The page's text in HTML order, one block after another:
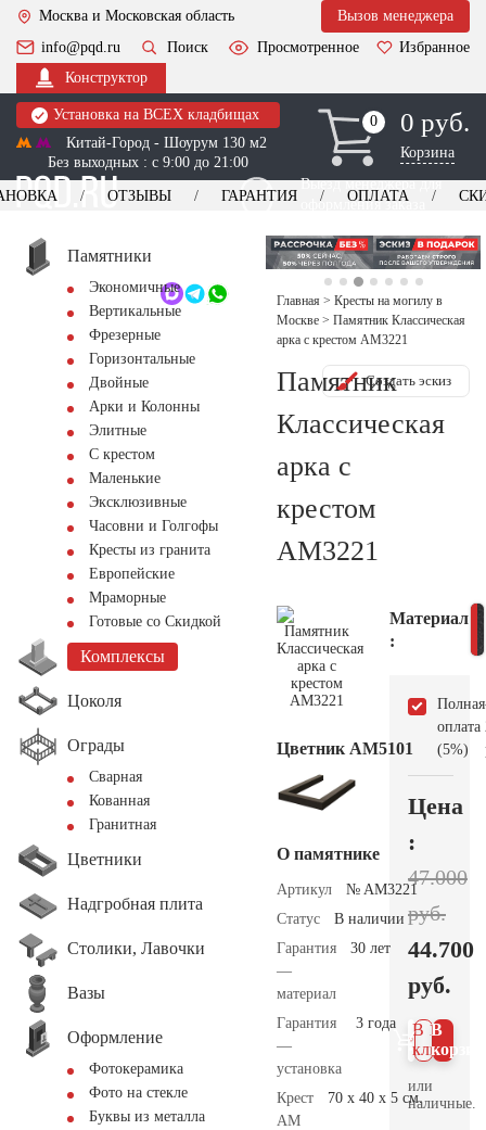
Москва и Московская область
Вызов менеджера
info@pqd.ru
Поиск Просмотренное
Избранное
Конструктор
Установка на ВСЕХ кладбищах
Китай-Город - Шоурум 130 м2
Без выходных : с 9:00 до 21:00
0
0 0 руб.
Корзина
Выезд менеджера для
оформления заказа
+7 (495) 518-44-23
Обратный звонок
ОТЗЫВЫ ГАРАНТИЯ ОПЛАТА
Памятники
Экономичные
Вертикальные
Фрезерные
Горизонтальные
Двойные
Арки и Колонны
Элитные
С крестом
Маленькие
Эксклюзивные
Часовни и Голгофы
Кресты из гранита
Европейские
Мраморные
Готовые со Скидкой
Комплексы
Цоколя
Ограды
Сварная
Кованная
Гранитная
Цветники
Надгробная плита
Столики, Лавочки
Вазы
Оформление
Фотокерамика
Фото на стекле
Буквы из металла
Главная > Кресты на могилу в
Москве > Памятник Классическая
арка с крестом AM3221
Памятник
Классическая
арка с
крестом
AM3221
Создать эскиз
Цветник АМ5101
О памятнике
Артикул
№ AM3221
Статус
В наличии
Гарантия
—
материал
30 лет
Гарантия
—
установка
3 года
Крест
AM
70 x 40 x 5 см.
Материал
:
Полная
оплата
(5%)
Цена
:
47.000
руб.
44.700
руб.
В
В 1
клик
или
наличные.